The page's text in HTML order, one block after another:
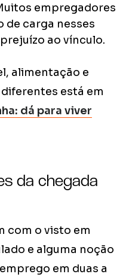
empregadores
de carga nesses
ao vínculo.
alimentação e
está em
dá para viver
da chegada
com o visto em
e alguma noção
em duas a